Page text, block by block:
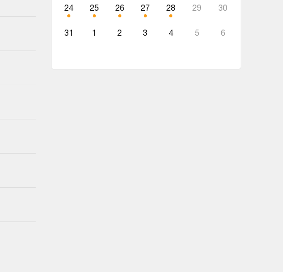
24 25 26 27 28 29 30
31 1 2 3 4 5 6